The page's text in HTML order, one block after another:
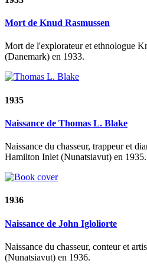
Mort de Knud Rasmussen
Mort de l'explorateur et ethnologue
(Danemark) en 1933.
1935
Naissance de Thomas L. Blake
Naissance du chasseur, trappeur et
Hamilton Inlet (Nunatsiavut) en 1935.
1936
Naissance de John Igloliorte
Naissance du chasseur, conteur et
(Nunatsiavut) en 1936.